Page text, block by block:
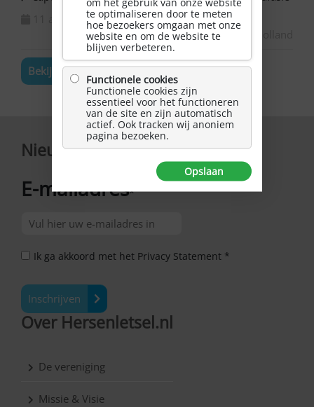
11 augustus 2026
Bekijk de volledige agenda
Nieuwsbrief
E-mailadres*
Ik ga akkoord met het Privacy Statement *
Inschrijven
Over Hersenletsel.nl
De vereniging
Missie & Visie
te optimaliseren door te meten
hoe bezoekers omgaan met onze
website en om de website te
blijven verbeteren.
Functionele cookies
Functionele cookies zijn
essentieel voor het functioneren
van de site en zijn automatisch
actief. Ook tracken wij anoniem
pagina bezoeken.
Opslaan